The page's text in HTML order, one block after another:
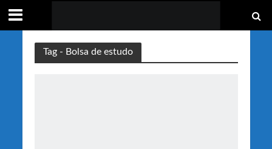
Tag - Bolsa de estudo